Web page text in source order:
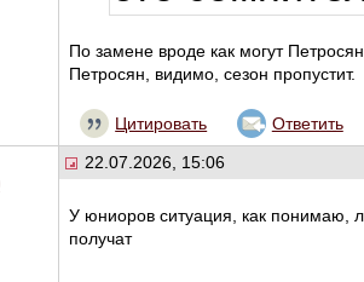
По замене вроде как могут
Петросян, видимо, сезон пропустит.
Цитировать Ответить
22.07.2026, 15:06
У юниоров ситуация, как понимаю,
получат